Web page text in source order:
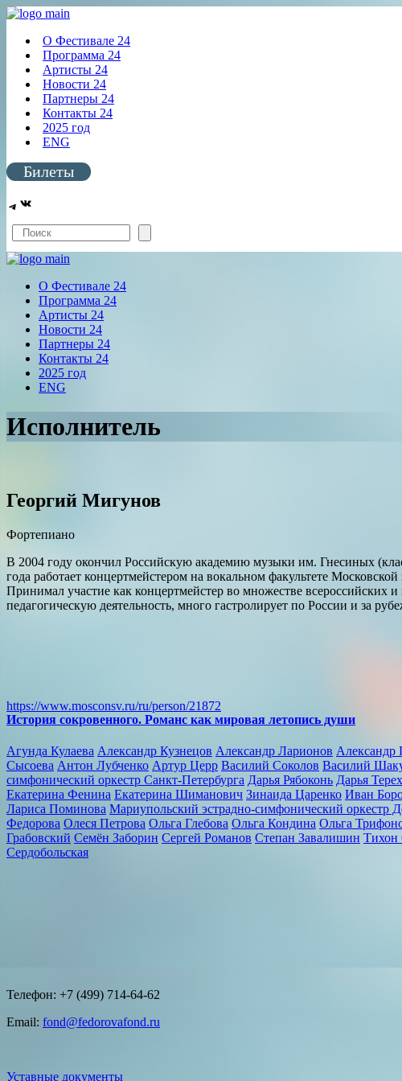
О Фестивале 24
Программа 24
Артисты 24
Новости 24
Партнеры 24
Контакты 24
2025 год
ENG
Билеты
Telegram
ВКонтакте
Поиск
О Фестивале 24
Программа 24
Артисты 24
Новости 24
Партнеры 24
Контакты 24
2025 год
ENG
Исполнитель
Георгий Мигунов
Фортепиано
В 2004 году окончил Российскую академию музыки им. Гнесиных
года работает концертмейстером на вокальном факультете
Принимал участие как концертмейстер во множестве всероссийских
педагогическую деятельность, много гастролирует по России и за
История сокровенного. Романс как мировая летопись души
Агунда Кулаева Александр Кузнецов Александр Ларионов Александр
Сысоева Антон Лубченко Артур Церр Василий Соколов Василий
симфонический оркестр Санкт-Петербурга Дарья Рябоконь Дарья
Екатерина Фенина Екатерина Шиманович Зинаида Царенко Иван
Лариса Поминова Мариупольский эстрадно-симфонический оркестр
Федорова Олеся Петрова Ольга Глебова Ольга Кондина Ольга
Грабовский Семён Заборин Сергей Романов Степан Завалишин Тихон
Сердобольская
https://www.mosconsv.ru/ru/person/21872
Телефон: +7 (499) 714-64-62
Email: fond@fedorovafond.ru
Уставные документы